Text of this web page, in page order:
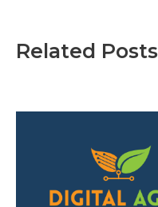
Related Posts